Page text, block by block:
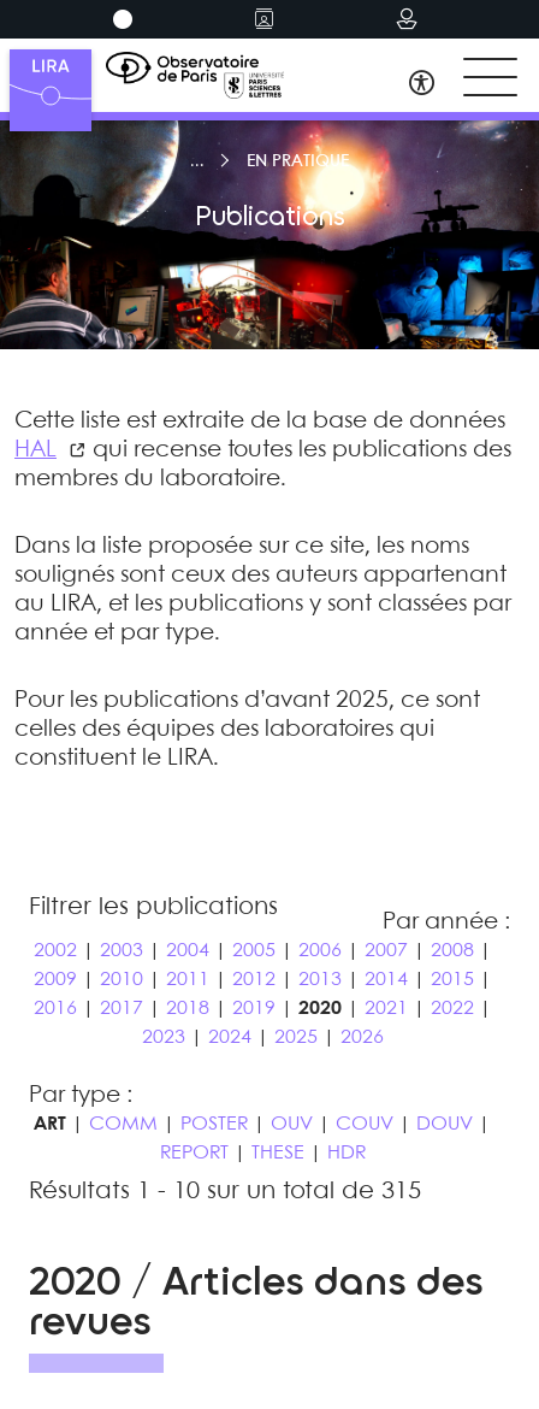
EN PRATIQUE
Publications
Cette liste est extraite de la base de données
HAL
qui recense toutes les publications des
membres du laboratoire.
Dans la liste proposée sur ce site, les noms
soulignés sont ceux des auteurs appartenant
au LIRA, et les publications y sont classées par
année et par type.
Pour les publications d’avant 2025, ce sont
celles des équipes des laboratoires qui
constituent le LIRA.
Filtrer les publications
Par année :
2002| 2003| 2004| 2005| 2006 2007 2008|
2009
2010| 2011 2012| 2013| 2014| 2015|
2016
2017 2018| 2019 2020| 2021 2022|
2023| 2024| 2025| 2026
Par type :
ART COMM POSTER OUV COUV DOUV
REPORT
THESE HDR
Résultats 1 - 10 sur un total de 315
2020 / Articles dans des
revues